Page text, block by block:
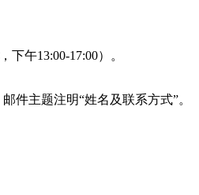
午13:00-17:00）。
邮件主题注明“姓名及联系方式”。